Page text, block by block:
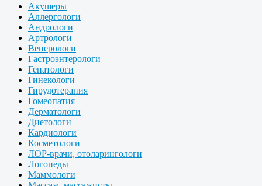
Акушеры
Аллергологи
Андрологи
Артрологи
Венерологи
Гастроэнтерологи
Гепатологи
Гинекологи
Гирудотерапия
Гомеопатия
Дерматологи
Диетологи
Кардиологи
Косметологи
ЛОР-врачи, отоларингологи
Логопеды
Маммологи